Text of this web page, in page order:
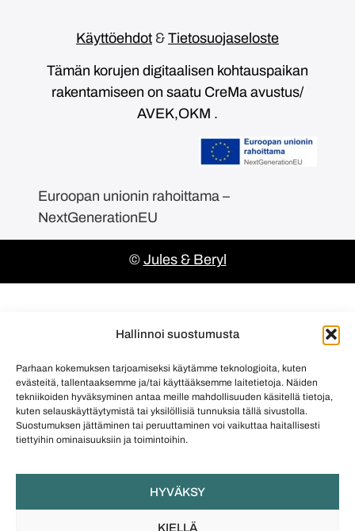
Hallinnoi suostumusta
Parhaan kokemuksen tarjoamiseksi käytämme teknologioita, kuten
evästeitä, tallentaaksemme ja/tai käyttääksemme laitetietoja. Näiden
tekniikoiden hyväksyminen antaa meille mahdollisuuden käsitellä tietoja,
kuten selauskäyttäytymistä tai yksilöllisiä tunnuksia tällä sivustolla.
Suostumuksen jättäminen tai peruuttaminen voi vaikuttaa haitallisesti
tiettyihin ominaisuuksiin ja toimintoihin.
HYVÄKSY
KIELLÄ
Käyttöehdot & Tietosuojaseloste
Tämän korujen digitaalisen kohtauspaikan
rakentamiseen on saatu CreMa avustus/
AVEK,OKM .
Euroopan unionin rahoittama –
NextGenerationEU
© Jules & Beryl